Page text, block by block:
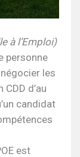
à l’Emploi)
personne
les
d’au
candidat
est